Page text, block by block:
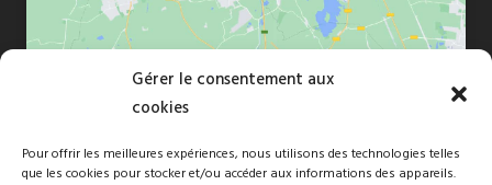
Gérer le consentement aux
cookies
Pour offrir les meilleures expériences, nous utilisons des technologies telles
que les cookies pour stocker et/ou accéder aux informations des appareils.
Copyright © 2010-2026 Florence Dréan. Tous droits réservés -Site